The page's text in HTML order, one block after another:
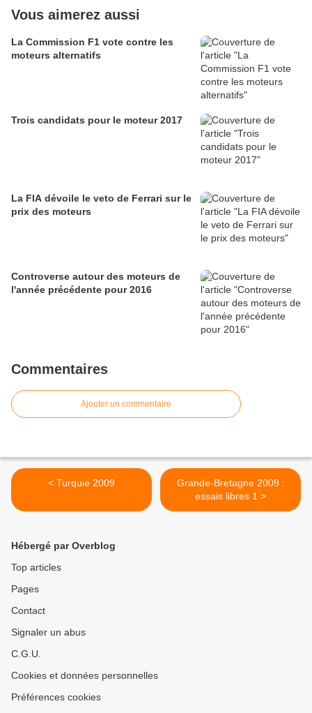
Vous aimerez aussi
La Commission F1 vote contre les
moteurs alternatifs
Trois candidats pour le moteur 2017
La FIA dévoile le veto de Ferrari sur le
prix des moteurs
Controverse autour des moteurs de
l'année précédente pour 2016
Commentaires
Ajouter un commentaire
< Turquie 2009
Grande-Bretagne 2009 :
essais libres 1 >
Hébergé par Overblog
Top articles
Pages
Contact
Signaler un abus
C.G.U.
Cookies et données personnelles
Préférences cookies